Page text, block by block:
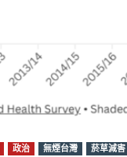
政治 無煙台灣 菸草減害